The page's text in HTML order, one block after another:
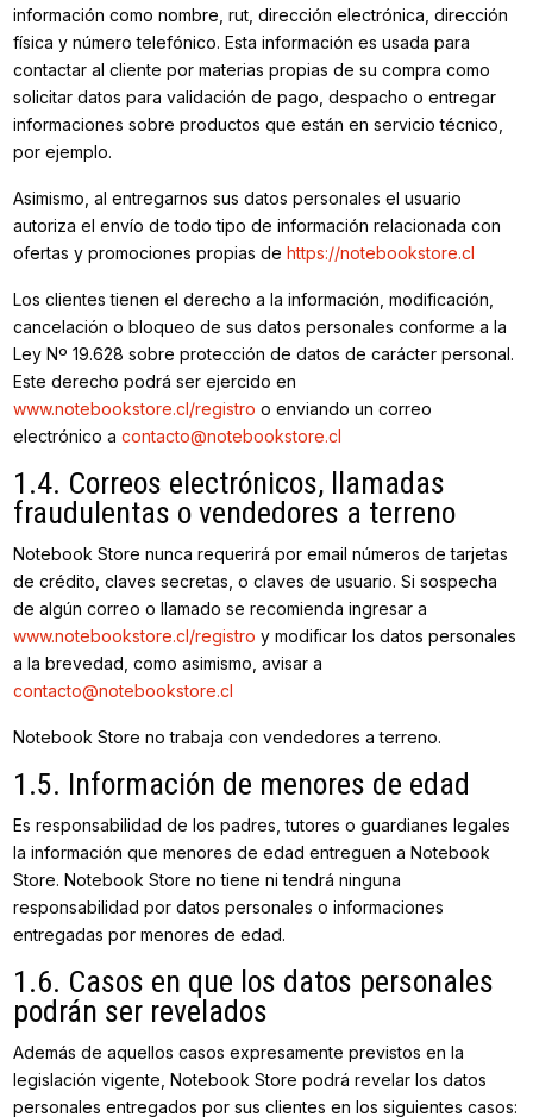
información como nombre, rut, dirección electrónica, dirección
física y número telefónico. Esta información es usada para
contactar al cliente por materias propias de su compra como
solicitar datos para validación de pago, despacho o entregar
informaciones sobre productos que están en servicio técnico,
por ejemplo.
Asimismo, al entregarnos sus datos personales el usuario
autoriza el envío de todo tipo de información relacionada con
ofertas y promociones propias de https://notebookstore.cl
Los clientes tienen el derecho a la información, modificación,
cancelación o bloqueo de sus datos personales conforme a la
Ley Nº 19.628 sobre protección de datos de carácter personal.
Este derecho podrá ser ejercido en
www.notebookstore.cl/registro o enviando un correo
electrónico a contacto@notebookstore.cl
1.4. Correos electrónicos, llamadas
fraudulentas o vendedores a terreno
Notebook Store nunca requerirá por email números de tarjetas
de crédito, claves secretas, o claves de usuario. Si sospecha
de algún correo o llamado se recomienda ingresar a
www.notebookstore.cl/registro y modificar los datos personales
a la brevedad, como asimismo, avisar a
contacto@notebookstore.cl
Notebook Store no trabaja con vendedores a terreno.
1.5. Información de menores de edad
Es responsabilidad de los padres, tutores o guardianes legales
la información que menores de edad entreguen a Notebook
Store. Notebook Store no tiene ni tendrá ninguna
responsabilidad por datos personales o informaciones
entregadas por menores de edad.
1.6. Casos en que los datos personales
podrán ser revelados
Además de aquellos casos expresamente previstos en la
legislación vigente, Notebook Store podrá revelar los datos
personales entregados por sus clientes en los siguientes casos: